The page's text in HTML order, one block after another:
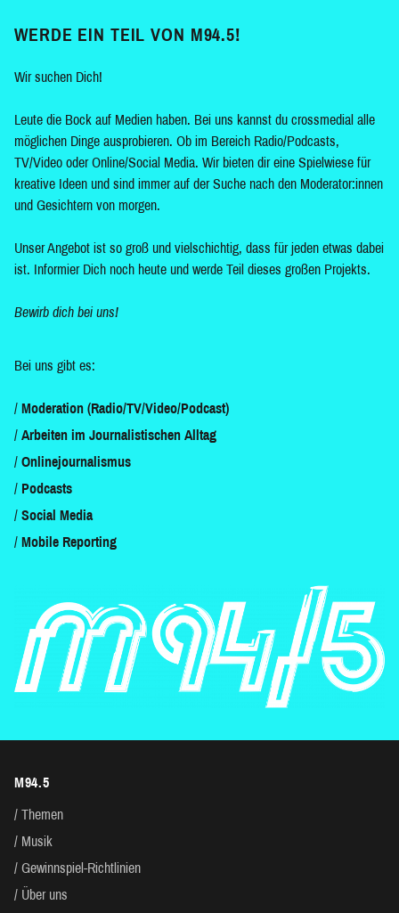
WERDE EIN TEIL VON M94.5!
Wir suchen Dich!
Leute die Bock auf Medien haben. Bei uns kannst du crossmedial alle
möglichen Dinge ausprobieren. Ob im Bereich Radio/Podcasts,
TV/Video oder Online/Social Media. Wir bieten dir eine Spielwiese für
kreative Ideen und sind immer auf der Suche nach den Moderator:innen
und Gesichtern von morgen.
Unser Angebot ist so groß und vielschichtig, dass für jeden etwas dabei
ist. Informier Dich noch heute und werde Teil dieses großen Projekts.
Bewirb dich bei uns!
Bei uns gibt es:
Moderation (Radio/TV/Video/Podcast)
Arbeiten im Journalistischen Alltag
Onlinejournalismus
Podcasts
Social Media
Mobile Reporting
M94.5
Themen
Musik
Gewinnspiel-Richtlinien
Über uns